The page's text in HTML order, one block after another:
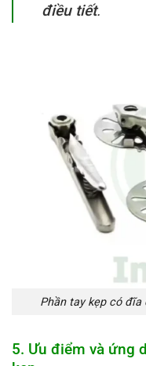
điều tiết.
Phần tay kẹp có đĩa
5. Ưu điểm và ứng